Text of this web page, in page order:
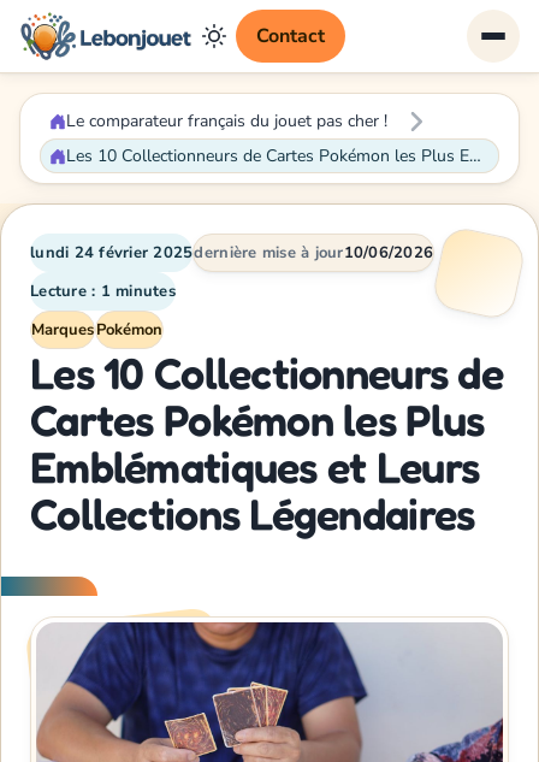
Contact
Le comparateur français du jouet pas cher !
Les 10 Collectionneurs de Cartes Pokémon les Plus Emblématiques et Leurs Collections Légendaires
lundi 24 février 2025dernière mise à jour10/06/2026
Lecture : 1 minutes
MarquesPokémon
Les 10 Collectionneurs de
Cartes Pokémon les Plus
Emblématiques et Leurs
Collections Légendaires